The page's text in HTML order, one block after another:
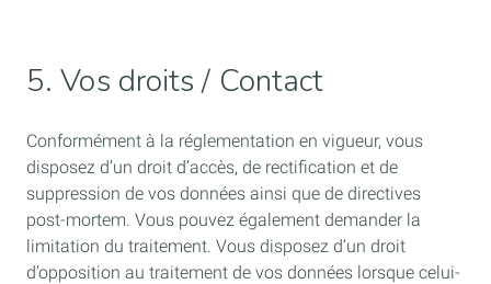
5. Vos droits / Contact
Conformément à la réglementation en vigueur, vous
disposez d’un droit d’accès, de rectification et de
suppression de vos données ainsi que de directives
post-mortem. Vous pouvez également demander la
limitation du traitement. Vous disposez d’un droit
d’opposition au traitement de vos données lorsque celui-